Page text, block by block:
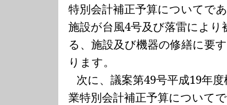
特別会計補正予算についてで
施設が台風4号及び落雷によ
る、施設及び機器の修繕に要
ります。
次に、議案第49号平成19年
業特別会計補正予算について